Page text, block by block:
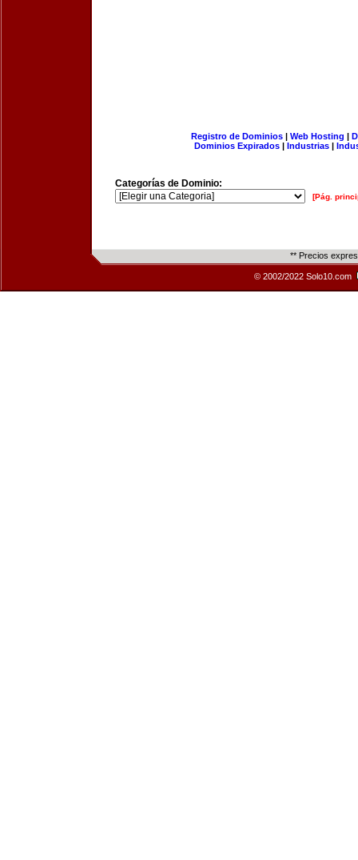
Registro de Dominios| Web Hosting |
Dominios Expirados | Industrias |
Categorías de Dominio:
[Pág.
** Precios
© 2002/2022 Solo10.com